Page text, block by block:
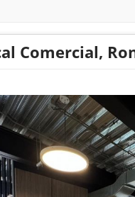
Comercial,